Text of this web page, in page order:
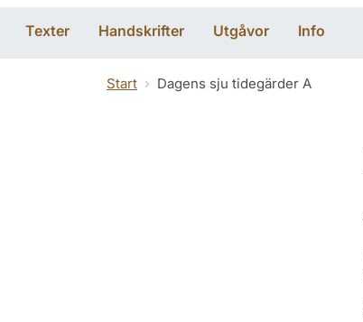
Texter Handskrifter Utgåvor Info
Start Dagens sju tidegärder A